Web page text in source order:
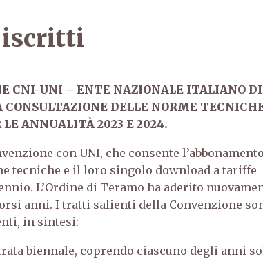
iscritti
CNI-UNI – ENTE NAZIONALE ITALIANO DI
DELLE NORME
LE ANNUALITÀ 2023 E 2024.
con UNI, che consente
tecniche e il loro singolo download a tariffe
L’Ordine di Teramo ha aderito
anni. I tratti salienti della Convenzione
in sintesi:
biennale, coprendo ciascuno degli anni